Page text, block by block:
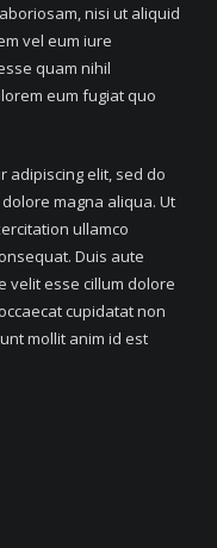
nisi ut aliquid
vel eum iure
quam nihil
eum fugiat quo
adipiscing elit, sed do
magna aliqua. Ut
ullamco
Duis aute
velit esse cillum dolore
cupidatat non
mollit anim id est